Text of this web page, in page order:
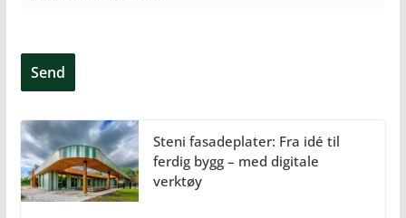
Steni fasadeplater: Fra idé til
ferdig bygg – med digitale
verktøy